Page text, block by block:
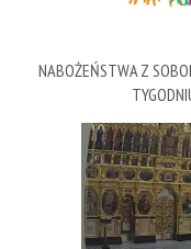
NABOŻEŃSTWA Z